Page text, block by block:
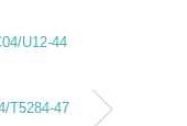
U12-44
T5284-47